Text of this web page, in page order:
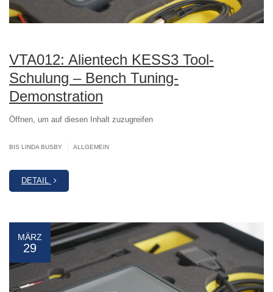
VTA012: Alientech KESS3 Tool-
Schulung – Bench Tuning-
Demonstration
Öffnen, um auf diesen Inhalt zuzugreifen
BIS LINDA BUSBY ALLGEMEIN
DETAIL
MÄRZ
29